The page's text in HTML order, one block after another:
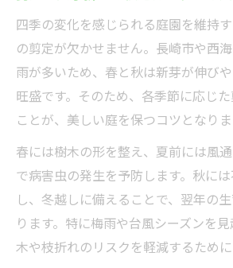
四季の変化を感じられる庭園を維持
の剪定が欠かせません。長崎市や西
雨が多いため、春と秋は新芽が伸び
旺盛です。そのため、各季節に応じ
ことが、美しい庭を保つコツとなりま
春には樹木の形を整え、夏前には風
で病害虫の発生を予防します。秋に
し、冬越しに備えることで、翌年の
ります。特に梅雨や台風シーズンを
木や枝折れのリスクを軽減するために